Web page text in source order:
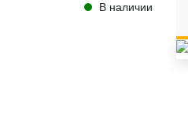
В наличии